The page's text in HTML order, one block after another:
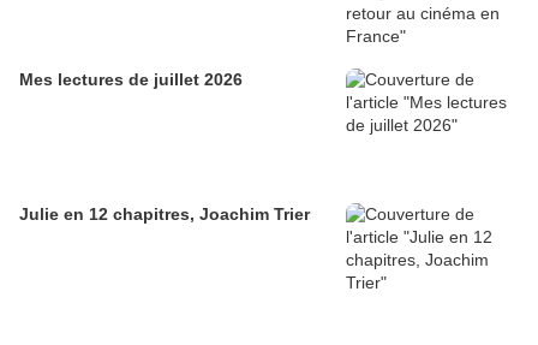
Mes lectures de juillet 2026
Julie en 12 chapitres, Joachim Trier